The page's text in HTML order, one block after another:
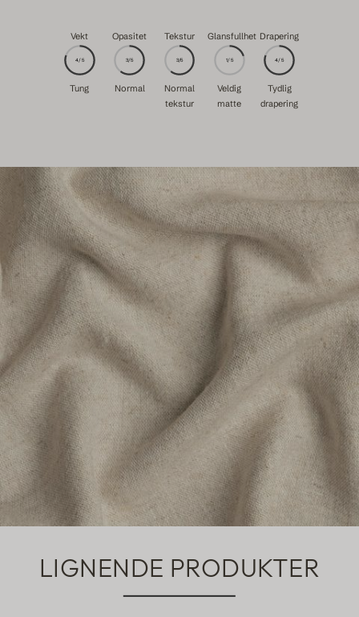
Vekt
4/5
Tung
Opasitet
3/5
Normal
Tekstur
3/5
Normal
tekstur
Glansfullhet
1/5
Veldig
matte
Drapering
4/5
Tydlig
drapering
LIGNENDE PRODUKTER